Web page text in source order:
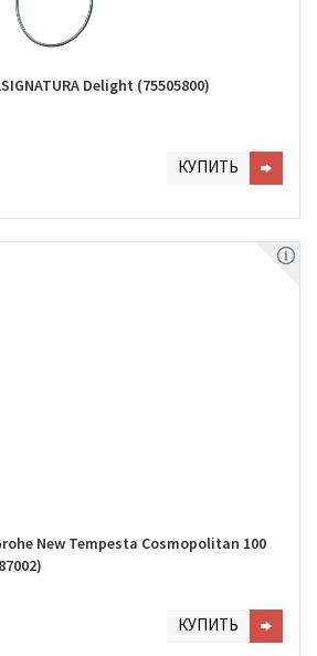
Delight (75505800)
КУПИТЬ
New Tempesta Cosmopolitan 100
(27787002)
КУПИТЬ